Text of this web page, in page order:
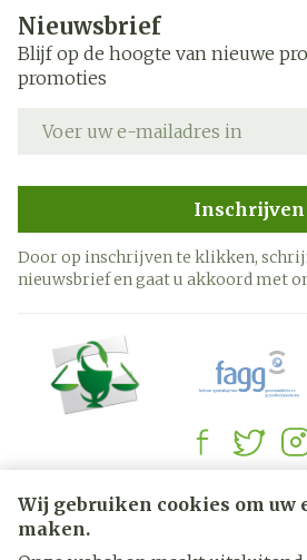
Wij gebruiken cookies om uw
maken.
Nieuwsbrief
Blijf op de hoogte van nieuwe
promoties
Inschrijven
Door op inschrijven te klikken,
nieuwsbrief en gaat u akkoord met
Juridische links